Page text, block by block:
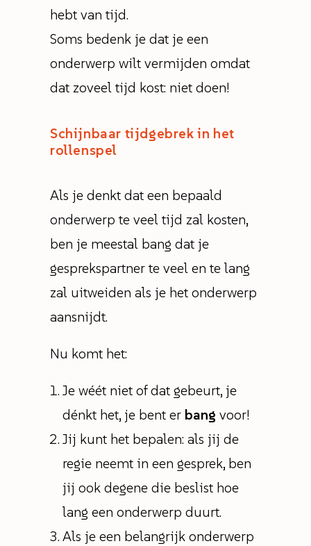
hebt van tijd.
Soms bedenk je dat je een
onderwerp wilt vermijden omdat
dat zoveel tijd kost: niet doen!
Schijnbaar tijdgebrek in het
rollenspel
Als je denkt dat een bepaald
onderwerp te veel tijd zal kosten,
ben je meestal bang dat je
gesprekspartner te veel en te lang
zal uitweiden als je het onderwerp
aansnijdt.
Nu komt het:
Je wéét niet of dat gebeurt, je
dénkt het, je bent er bang voor!
Jij kunt het bepalen: als jij de
regie neemt in een gesprek, ben
jij ook degene die beslist hoe
lang een onderwerp duurt.
Als je een belangrijk onderwerp